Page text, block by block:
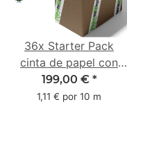
36x Starter Pack
cinta de papel con
logo - 1 color - 50
mm x 50 m - caucho
199,00 € *
1,11 € por 10 m